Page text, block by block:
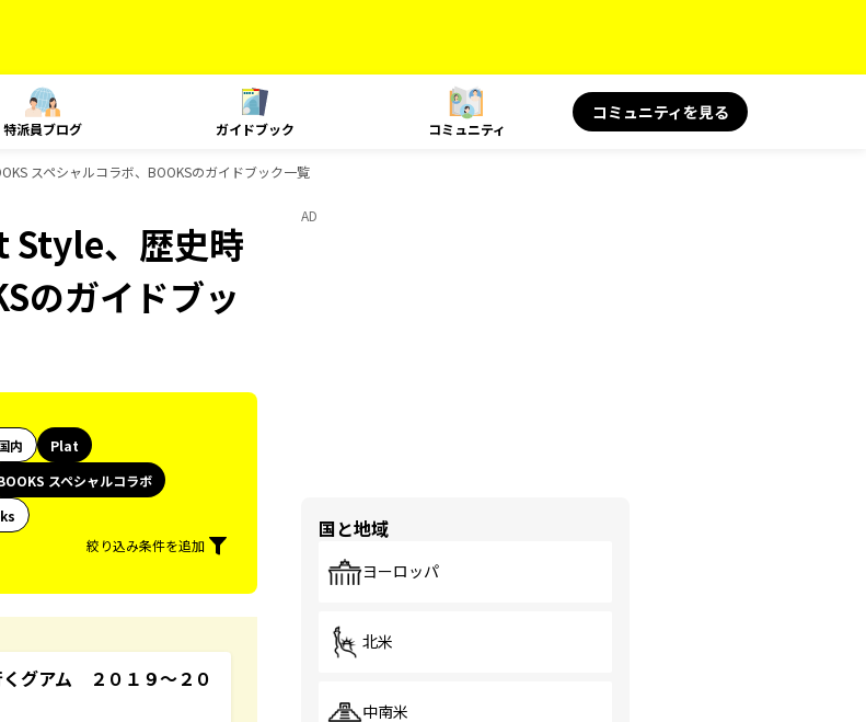
特派員ブログ ガイドブック コミュニティ
コミュニティを見る
スペシャルコラボ、BOOKSのガイドブック一覧
Style、歴史時
のガイドブッ
内
Plat
スペシャルコラボ
絞り込み条件を追加
グアム ２０１９～２０
AD
国と地域
ヨーロッパ
北米
中南米